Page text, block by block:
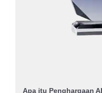
Apa itu Penghargaan